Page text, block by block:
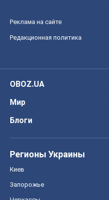
Реклама на сайте
Редакционная политика
OBOZ.UA
Мир
Блоги
Регионы Украины
Киев
Запорожье